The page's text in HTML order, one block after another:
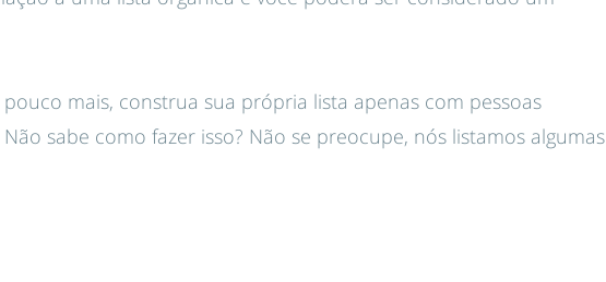
mais, construa sua própria lista apenas com pessoas
sabe como fazer isso? Não se preocupe, nós listamos algumas